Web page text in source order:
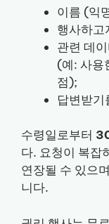
이름 (익
행사하고
관련 데
(예: 사용
점);
답변받기
수령일로부터
다. 요청이 복잡
연장될 수 있으
니다.